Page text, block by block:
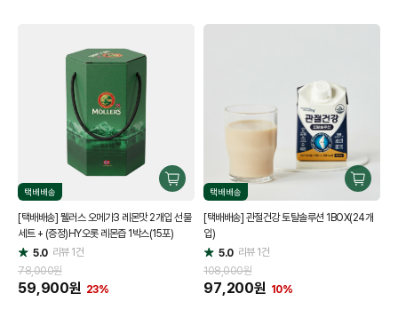
택배배송
구
하
기
[택배배송] 뭴러스 오메가3 레몬맛 2개입 선물
세트 + (증정)HY오롯 레몬즙 1박스(15포)
별
점
5.0 리뷰1건
78,000원
59,900원 23%
택배배송
구
매
하
[택배배송] 관절건강 토탈솔루션 1BOX(24개
입)
별
점
5.0 리뷰1건
108,000원
97,200원 10%